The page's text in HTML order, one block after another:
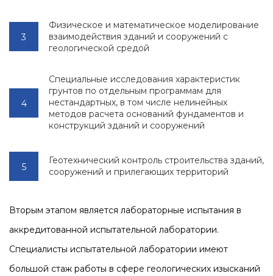
Физическое и математическое моделирование
взаимодействия зданий и сооружений с
геологической средой
Специальные исследования характеристик
грунтов по отдельным программам для
нестандартных, в том числе нелинейных
методов расчета оснований фундаментов и
конструкций зданий и сооружений
Геотехнический контроль строительства зданий,
сооружений и прилегающих территорий
Вторым этапом является лабораторные испытания в
аккредитованной испытательной лаборатории.
Специалисты испытательной лаборатории имеют
большой стаж работы в сфере геологических изысканий